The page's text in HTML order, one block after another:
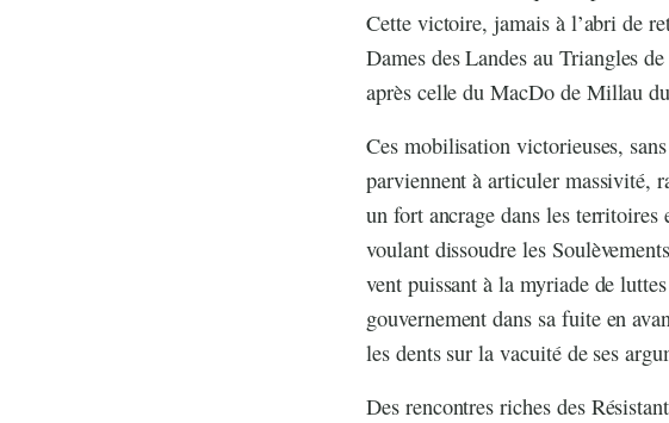
Cette victoire, jamais à l’abri de
Dames des Landes au Triangles
après celle du MacDo de Millau
Ces mobilisation victorieuses,
parviennent à articuler massivité,
un fort ancrage dans les
voulant dissoudre les
vent puissant à la myriade de
gouvernement dans sa fuite en
les dents sur la vacuité de ses
Des rencontres riches des